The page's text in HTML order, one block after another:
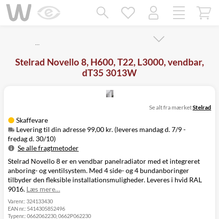
…
Stelrad Novello 8, H600, T22, L3000, vendbar,
dT35 3013W
Skaffevare
Levering til din adresse 99,00 kr. (leveres mandag d. 7/9 -
fredag d. 30/10)
Se alle fragtmetoder
Metode
Pris
Leveres
Levering til
din adresse
99,00 kr.
Mandag d. 7/9
-
Click&Collect
i Svenstrup
Se alt fra mærketStelrad
Stelrad Novello 8 er en vendbar panelradiator med et integreret
anboring- og ventilsystem. Med 4 side- og 4 bundanboringer
tilbyder den fleksible installationsmuligheder. Leveres i hvid RAL
9016. Læs mere…
Varenr.: 324133430
EAN nr.: 5414305852496
Typenr.: 0662062230, 0662P062230
Mangler chatten?
Ret samtykke!